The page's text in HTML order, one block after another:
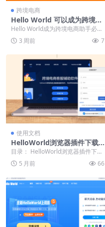
跨境电商
Hello World 可以成为跨境电
商助手吗？
Hello World成为跨境电商助手必要
跨境电商正经历一场深刻的智能化
变革。...
3 周前 7
使用文档
HelloWorld浏览器插件下载
安装指南
目录： HelloWorld浏览器插件下载
指南 如何找到HelloWorld插件...
5 月前 66